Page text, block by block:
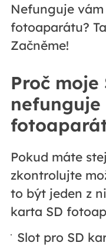
Nefunguje
fotoaparátu?
Začněme!
Proč
nefunguje
Pokud máte
zkontrolujte
to být jeden z
karta SD
Slot pro SD